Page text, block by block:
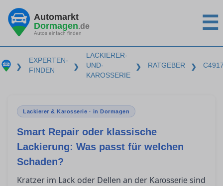
Automarkt
Dormagen.de
Autos einfach finden ☰
❯
EXPERTEN-
FINDEN
❯
LACKIERER-
UND-
KAROSSERIE
❯ RATGEBER ❯
Lackierer & Karosserie · in Dormagen
Smart Repair oder klassische
Lackierung: Was passt für welchen
Schaden?
Kratzer im Lack oder Dellen an der Karosserie sind